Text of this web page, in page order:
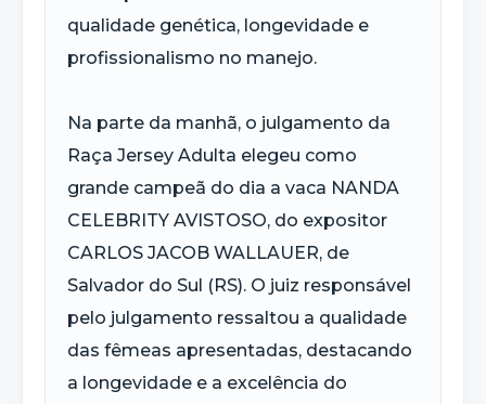
qualidade genética, longevidade e
profissionalismo no manejo.
Na parte da manhã, o julgamento da
Raça Jersey Adulta elegeu como
grande campeã do dia a vaca NANDA
CELEBRITY AVISTOSO, do expositor
CARLOS JACOB WALLAUER, de
Salvador do Sul (RS). O juiz responsável
pelo julgamento ressaltou a qualidade
das fêmeas apresentadas, destacando
a longevidade e a excelência do